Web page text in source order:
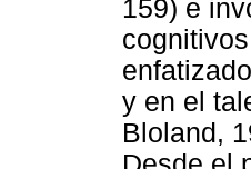
159) e
y en el
Bloland,